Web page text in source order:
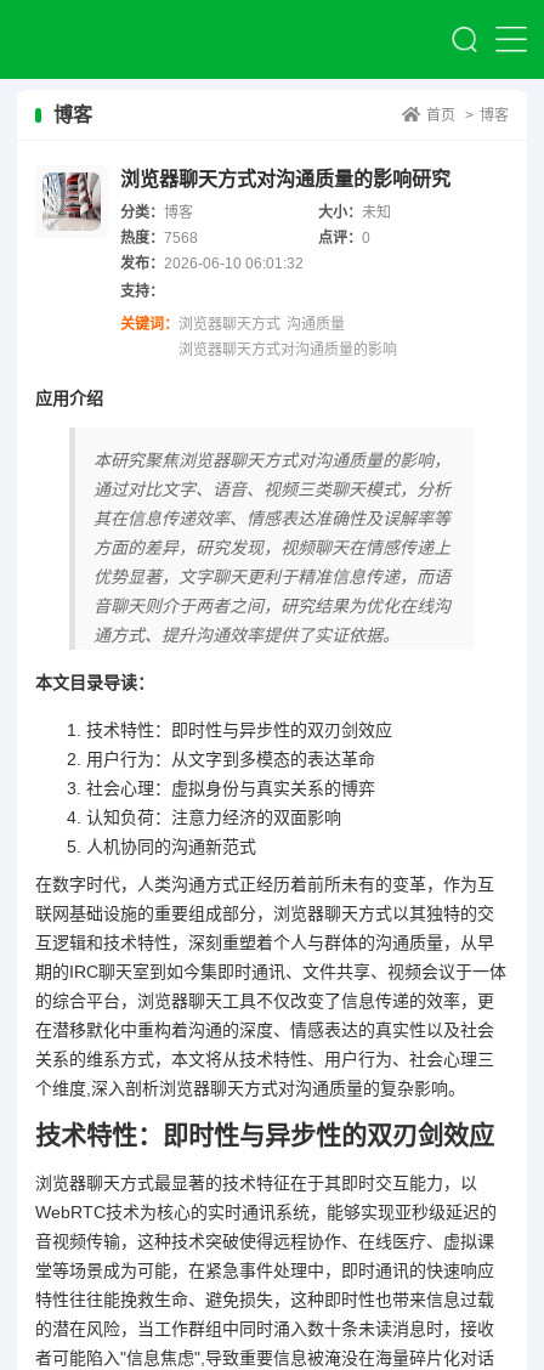
博客 首页 > 博客
浏览器聊天方式对沟通质量的影响研究
分类： 博客 大小：未知
热度： 7568 点评：0
发布： 2026-06-10 06:01:32
支持：
关键词： 浏览器聊天方式 沟通质量
浏览器聊天方式对沟通质量的影响
应用介绍
本研究聚焦浏览器聊天方式对沟通质量的影响，
通过对比文字、语音、视频三类聊天模式，分析
其在信息传递效率、情感表达准确性及误解率等
方面的差异，研究发现，视频聊天在情感传递上
优势显著，文字聊天更利于精准信息传递，而语
音聊天则介于两者之间，研究结果为优化在线沟
通方式、提升沟通效率提供了实证依据。
本文目录导读：
技术特性：即时性与异步性的双刃剑效应
用户行为：从文字到多模态的表达革命
社会心理：虚拟身份与真实关系的博弈
认知负荷：注意力经济的双面影响
人机协同的沟通新范式
在数字时代，人类沟通方式正经历着前所未有的变革，作为互
联网基础设施的重要组成部分，浏览器聊天方式以其独特的交
互逻辑和技术特性，深刻重塑着个人与群体的沟通质量，从早
期的IRC聊天室到如今集即时通讯、文件共享、视频会议于一体
的综合平台，浏览器聊天工具不仅改变了信息传递的效率，更
在潜移默化中重构着沟通的深度、情感表达的真实性以及社会
关系的维系方式，本文将从技术特性、用户行为、社会心理三
个维度,深入剖析浏览器聊天方式对沟通质量的复杂影响。
技术特性：即时性与异步性的双刃剑效应
浏览器聊天方式最显著的技术特征在于其即时交互能力，以
WebRTC技术为核心的实时通讯系统，能够实现亚秒级延迟的
音视频传输，这种技术突破使得远程协作、在线医疗、虚拟课
堂等场景成为可能，在紧急事件处理中，即时通讯的快速响应
特性往往能挽救生命、避免损失，这种即时性也带来信息过载
的潜在风险，当工作群组中同时涌入数十条未读消息时，接收
者可能陷入"信息焦虑",导致重要信息被淹没在海量碎片化对话